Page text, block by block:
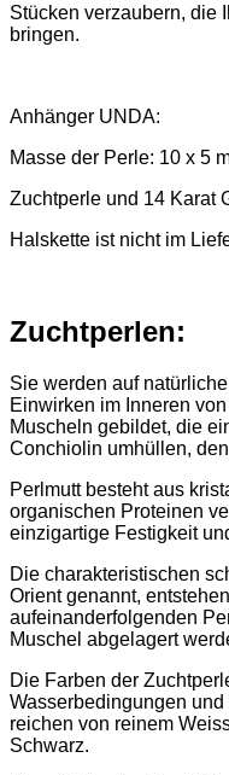
Stücken verzaubern, die
bringen.
Anhänger UNDA:
Masse der Perle: 10 x 5
Zuchtperle und 14 Karat
Halskette ist nicht im
Zuchtperlen:
Sie werden auf
Einwirken im Inneren
Muscheln gebildet, die
Conchiolin umhüllen,
Perlmutt besteht aus
organischen Proteinen
einzigartige Festigkeit
Die charakteristischen
Orient genannt,
aufeinanderfolgenden
Muschel abgelagert
Die Farben der
Wasserbedingungen
reichen von reinem
Schwarz.